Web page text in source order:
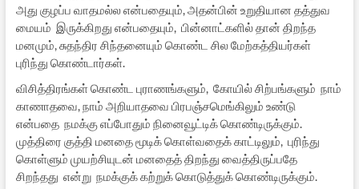
அது குழப்ப வாதமல்ல என்பதையும், அதன்பின் உறுதியான தத்துவ
மையம் இருக்கிறது என்பதையும், பின்னாட்களில் தான் திறந்த
மனமும், சுதந்திர சிந்தனையும் கொண்ட சில மேற்கத்தியர்கள்
புரிந்து கொண்டார்கள்.
விசித்திரங்கள் கொண்ட புராணங்களும், கோயில் சிற்பங்களும் நாம்
காணாதவை, நாம் அறியாதவை பிரபஞ்சமெங்கிலும் உண்டு
என்பதை நமக்கு எப்போதும் நினைவூட்டிக் கொண்டிருக்கும்.
முத்திரை குத்தி மனதை மூடிக் கொள்வதைக் காட்டிலும், புரிந்து
கொள்ளும் முயற்சியுடன் மனதைத் திறந்து வைத்திருப்பதே
சிறந்தது என்று நமக்குக் கற்றுக் கொடுத்துக் கொண்டிருக்கும்.